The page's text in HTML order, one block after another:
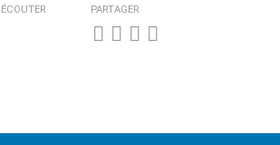
ÉCOUTER PARTAGER